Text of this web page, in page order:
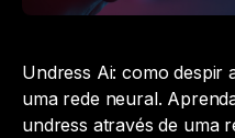
Undress Ai: como despir
uma rede neural.
undress através de uma